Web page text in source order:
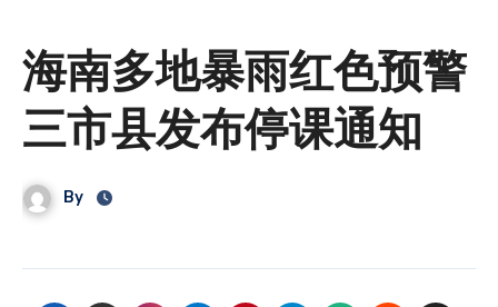
海南多地暴雨红色预警
三市县发布停课通知
By